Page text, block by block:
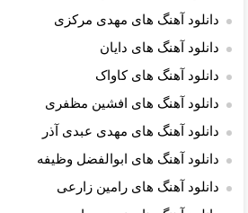
دانلود آهنگ های مهدی مرکزی
دانلود آهنگ های دایان
دانلود آهنگ های کاواک
دانلود آهنگ های افشین مظفری
دانلود آهنگ های مهدی عبدی آذر
دانلود آهنگ های ابوالفضل وظیفه
دانلود آهنگ های رامین زارعی